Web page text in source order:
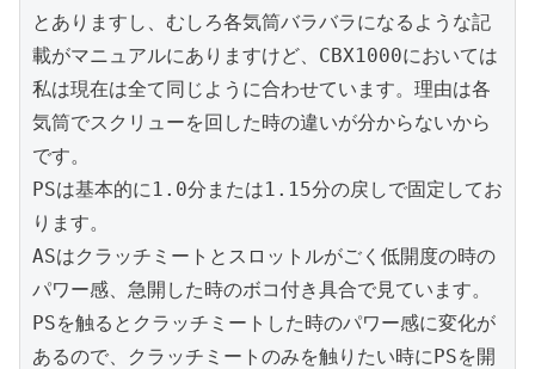
とありますし、むしろ各気筒バラバラになるような記
載がマニュアルにありますけど、CBX1000においては
私は現在は全て同じように合わせています。理由は各
気筒でスクリューを回した時の違いが分からないから
です。
PSは基本的に1.0分または1.15分の戻しで固定してお
ります。
ASはクラッチミートとスロットルがごく低開度の時の
パワー感、急開した時のボコ付き具合で見ています。
PSを触るとクラッチミートした時のパワー感に変化が
あるので、クラッチミートのみを触りたい時にPSを開